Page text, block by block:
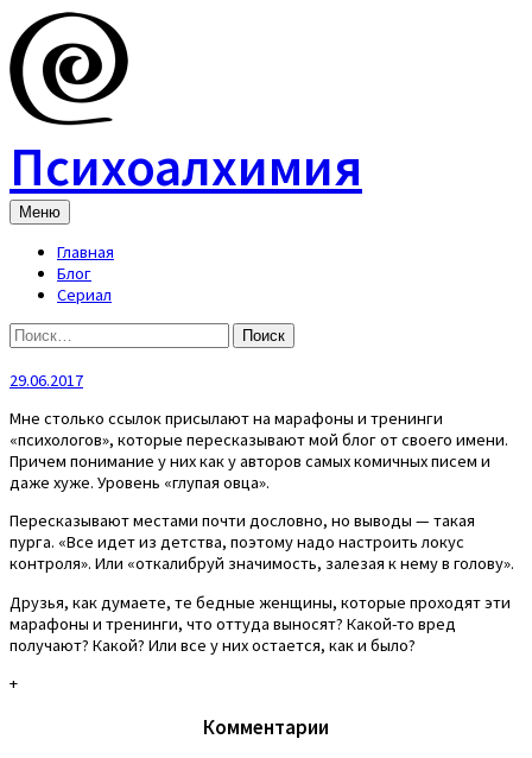
Skip
to
content
Психоалхимия
Меню
Главная
Блог
Сериал
Найти:
29.06.2017
Мне столько ссылок присылают на марафоны и тренинги
«психологов», которые пересказывают мой блог от своего имени.
Причем понимание у них как у авторов самых комичных писем и
даже хуже. Уровень «глупая овца».
Пересказывают местами почти дословно, но выводы — такая
пурга. «Все идет из детства, поэтому надо настроить локус
контроля». Или «откалибруй значимость, залезая к нему в голову».
Друзья, как думаете, те бедные женщины, которые проходят эти
марафоны и тренинги, что оттуда выносят? Какой-то вред
получают? Какой? Или все у них остается, как и было?
+
Комментарии